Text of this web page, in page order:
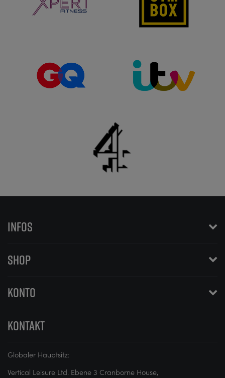
INFOS
SHOP
KONTO
KONTAKT
Globaler Hauptsitz:
Vertical Leisure Ltd. Ebene 3 Cranborne House,